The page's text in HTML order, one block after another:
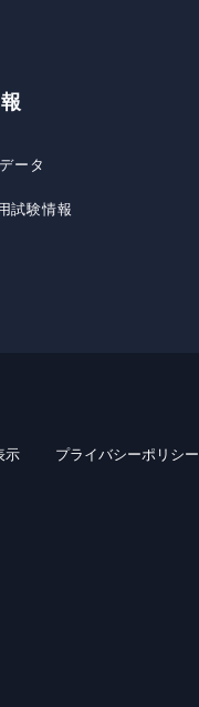
ータ
試験情報
示 プライバシーポリシー